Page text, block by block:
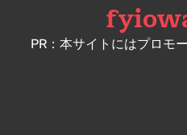
contentPR：本サイトにはプロモ